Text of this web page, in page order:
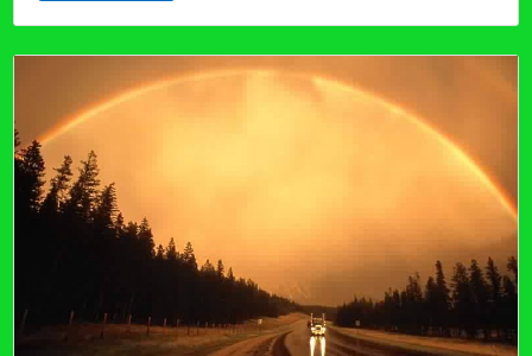
體】
達
性
藝
術
治
方